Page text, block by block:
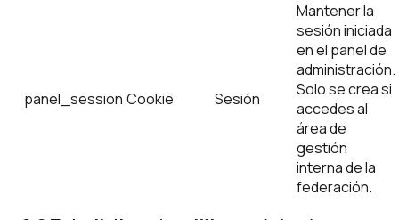
panel_session Cookie Sesión
Mantener la
sesión iniciada
en el panel de
administración.
Solo se crea si
accedes al
área de
gestión
interna de la
federación.